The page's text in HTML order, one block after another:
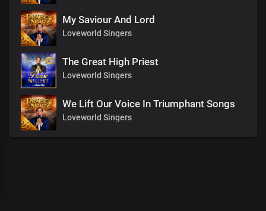
My Saviour And Lord
Loveworld Singers
The Great High Priest
Loveworld Singers
We Lift Our Voice In Triumphant Songs
Loveworld Singers